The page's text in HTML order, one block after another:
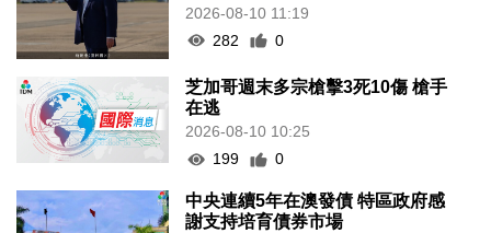
2026-08-10 11:19
282
0
芝加哥週末多宗槍擊3死10傷 槍手
在逃
2026-08-10 10:25
199
0
中央連續5年在澳發債 特區政府感
謝支持培育債券市場